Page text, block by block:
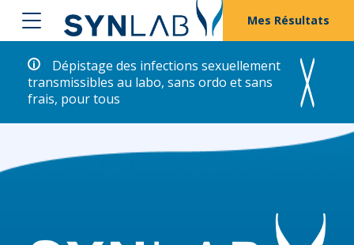
Mes Résultats
Dépistage des infections sexuellement
transmissibles au labo, sans ordo et sans
frais, pour tous